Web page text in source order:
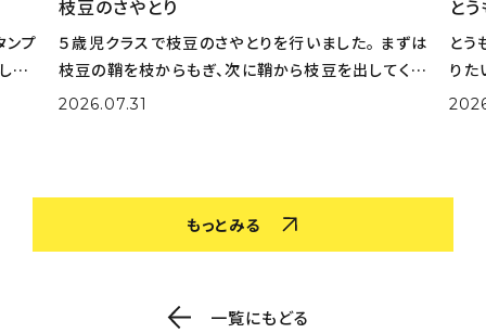
ンプ
。
枝豆のさやとり
５歳児クラスで枝豆のさやとりを行いました。 まずは
枝豆の鞘を枝からもぎ、次に鞘から枝豆を出してくれ
ました。 大量の鞘から豆を一生懸命取り出してくれま
2026.07.31
と
とう
りた
実際
もっとみる
一覧にもどる